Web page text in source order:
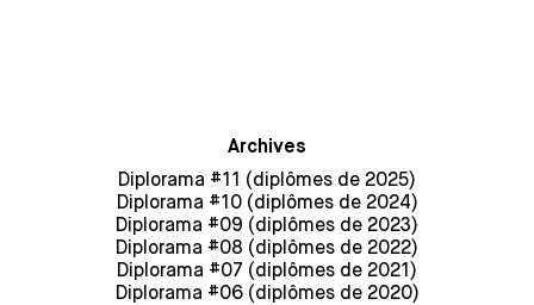
Archives
Diplorama #11 (diplômes de 2025)
Diplorama #10 (diplômes de 2024)
Diplorama #09 (diplômes de 2023)
Diplorama #08 (diplômes de 2022)
Diplorama #07 (diplômes de 2021)
Diplorama #06 (diplômes de 2020)